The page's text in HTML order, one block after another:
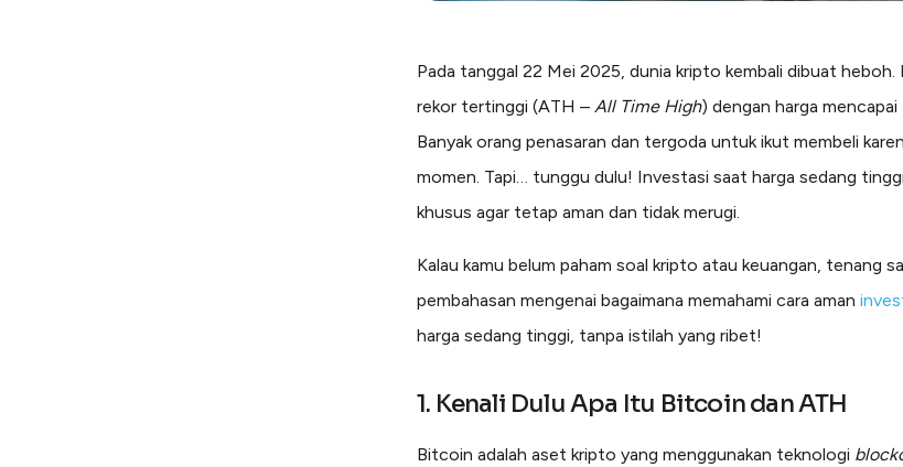
Pada tanggal 22 Mei 2025, dunia kripto kembali dibuat
rekor tertinggi (ATH – All Time High) dengan harga mencapai
Banyak orang penasaran dan tergoda untuk ikut membeli
momen. Tapi… tunggu dulu! Investasi saat harga sedang
khusus agar tetap aman dan tidak merugi.
Kalau kamu belum paham soal kripto atau keuangan, tenang
pembahasan mengenai bagaimana memahami cara aman
harga sedang tinggi, tanpa istilah yang ribet!
1. Kenali Dulu Apa Itu Bitcoin dan ATH
Bitcoin adalah aset kripto yang menggunakan teknologi